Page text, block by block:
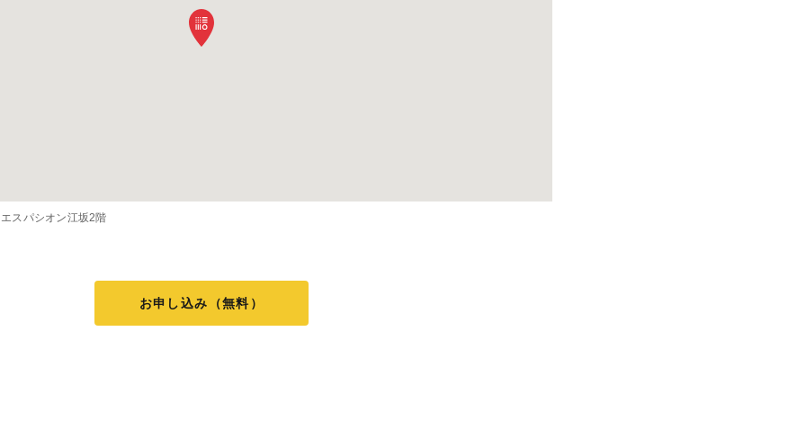
スパシオン江坂2階
お申し込み（無料）